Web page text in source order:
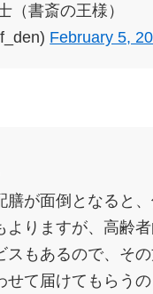
書斎の王様）
February 5,
膳が面倒となると
よりますが、高齢
スもあるので、そ
せて届けてもらう